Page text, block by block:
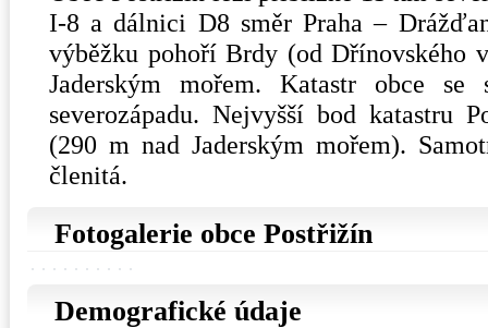
I-8 a dálnici D8 směr Praha –
výběžku pohoří Brdy (od Dřínovského
Jaderským mořem. Katastr obce
severozápadu. Nejvyšší bod katastru
(290 m nad Jaderským mořem).
členitá.
Fotogalerie obce Postřižín
Demografické údaje